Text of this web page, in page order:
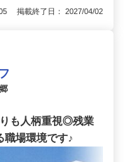
掲載終了日： 2027/04/02
も人柄重視◎残業
職場環境です♪